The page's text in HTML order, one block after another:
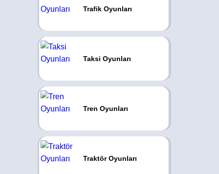
Trafik Oyunları
Taksi Oyunları
Tren Oyunları
Traktör Oyunları